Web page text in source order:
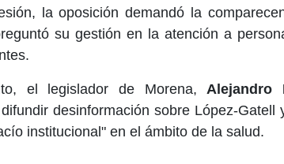
la oposición demandó la
su gestión en la atención a
el legislador de Morena,Alejandro
desinformación sobre López-Gatell
institucional" en el ámbito de la salud.